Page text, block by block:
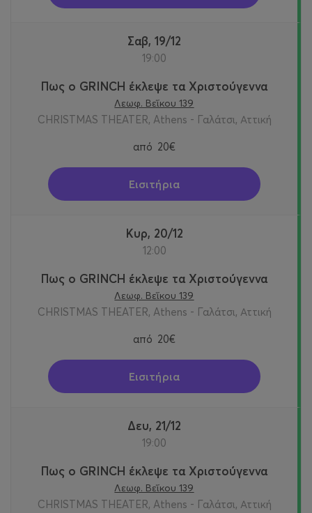
Σαβ, 19/12
19:00
Πως ο GRINCH έκλεψε τα Χριστούγεννα
Λεωφ. Βεΐκου 139
CHRISTMAS THEATER, Athens - Γαλάτσι, Αττική
από 20€
Εισιτήρια
Κυρ, 20/12
12:00
Πως ο GRINCH έκλεψε τα Χριστούγεννα
Λεωφ. Βεΐκου 139
CHRISTMAS THEATER, Athens - Γαλάτσι, Αττική
από 20€
Εισιτήρια
Δευ, 21/12
19:00
Πως ο GRINCH έκλεψε τα Χριστούγεννα
Λεωφ. Βεΐκου 139
CHRISTMAS THEATER, Athens - Γαλάτσι, Αττική